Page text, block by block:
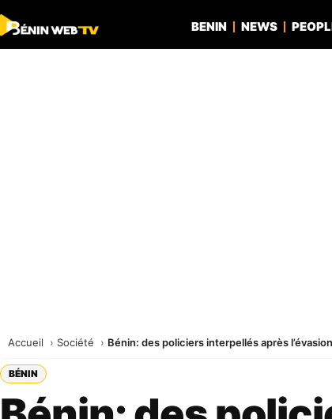
BENIN NEWS
Accueil Société Bénin: des policiers interpellés après
BÉNIN